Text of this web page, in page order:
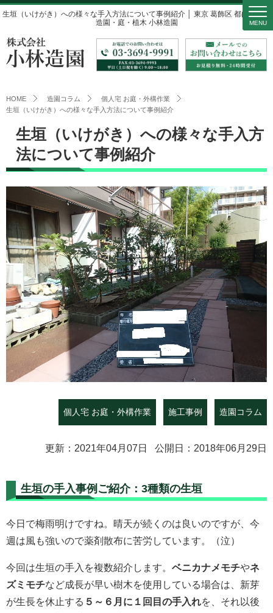
生垣（いけがき）への様々な手入方法について事例紹介 │ 東京 葛飾区 都内近郊の
造園・庭・植木 小林造園
MENU
HOME 造園コラム
個人宅 お庭・外構作業
生垣（いけがき）への様々な手入方法について事例紹介
生垣（いけがき）への様々な手入方
法について事例紹介
個人宅 お庭・外構作業 施工事例 造園コラム
更新：2021年04月07日 公開日：2018年06月29日
生垣の手入事例ご紹介：3種類の生垣
今日で梅雨明けですね。晴天が続くのは良いのですが、今
週は風も強いので薬剤散布に苦労しています。（泣）
今回は生垣の手入を複数紹介します。 ベニカナメモチやネ
ズミモチなど成長が早い樹木を使用している場合は、新芽
が生長を休止する ５～６月に１回目の手入れを、それ以後